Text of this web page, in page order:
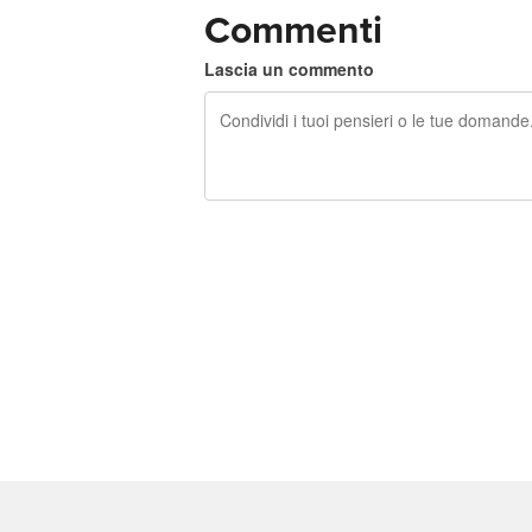
Commenti
Lascia un commento